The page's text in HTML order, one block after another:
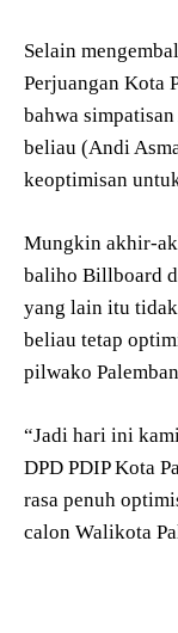
Selain
Perjuangan Kota
bahwa
beliau (Andi
keoptimisan
Mungkin akhir-
baliho Billboard
yang lain itu
beliau tetap
pilwako
“Jadi hari ini
DPD PDIP Kota
rasa penuh
calon Walikota